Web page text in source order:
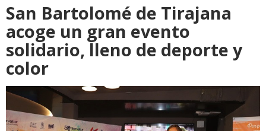
San Bartolomé de Tirajana
acoge un gran evento
solidario, lleno de deporte y
color